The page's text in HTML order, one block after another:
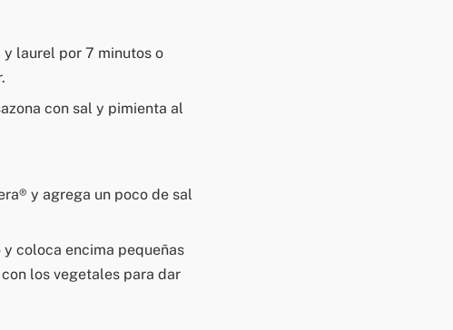
y laurel por 7 minutos o
con sal y pimienta al
y agrega un poco de sal
coloca encima pequeñas
los vegetales para dar